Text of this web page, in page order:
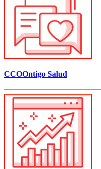
CCOOntigo Salud